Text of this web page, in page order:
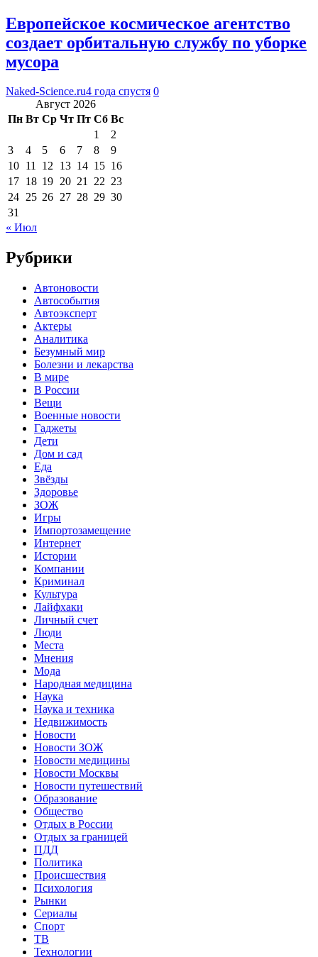
Европейское космическое агентство
создает орбитальную службу по уборке
мусора
Naked-Science.ru4 года спустя 0
Август 2026
Пн Вт Ср Чт Пт Сб Вс
1
2
3
4 5 6 7 8
9
10 11 12 13 14 15 16
17 18 19 20 21 22 23
24 25 26 27 28 29 30
31
« Июл
Рубрики
Автоновости
Автособытия
Автоэксперт
Актеры
Аналитика
Безумный мир
Болезни и лекарства
В мире
В России
Вещи
Военные новости
Гаджеты
Дети
Дом и сад
Еда
Звёзды
Здоровье
ЗОЖ
Игры
Импортозамещение
Интернет
Истории
Компании
Криминал
Культура
Лайфхаки
Личный счет
Люди
Места
Мнения
Мода
Народная медицина
Наука
Наука и техника
Недвижимость
Новости
Новости ЗОЖ
Новости медицины
Новости Москвы
Новости путешествий
Образование
Общество
Отдых в России
Отдых за границей
ПДД
Политика
Происшествия
Психология
Рынки
Сериалы
Спорт
ТВ
Технологии